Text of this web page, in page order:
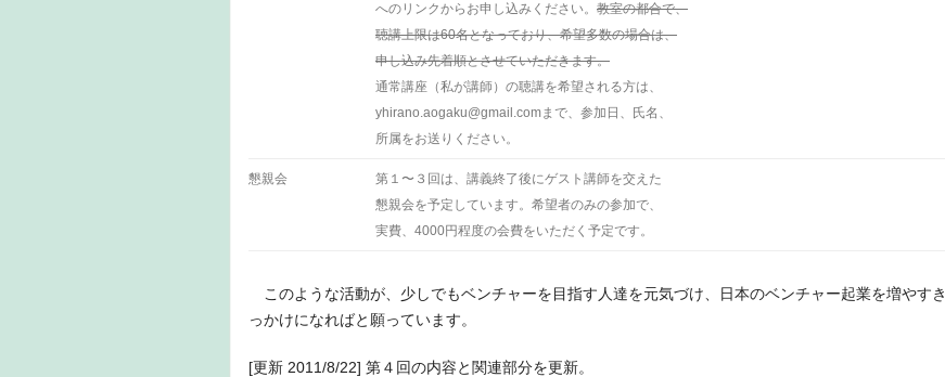
へのリンクからお申し込みください。 教室の都合で、
聴講上限は60名となっており、希望多数の場合は、
申し込み先着順とさせていただきます。
通常講座（私が講師）の聴講を希望される方は、
yhirano.aogaku@gmail.comまで、参加日、氏名、
所属をお送りください。
懇親会
第１〜３回は、講義終了後にゲスト講師を交えた
懇親会を予定しています。希望者のみの参加で、
実費、4000円程度の会費をいただく予定です。
このような活動が、少しでもベンチャーを目指す人達を元気づけ、日本のベンチャー起業を増やすき
っかけになればと願っています。
[更新 2011/8/22] 第４回の内容と関連部分を更新。